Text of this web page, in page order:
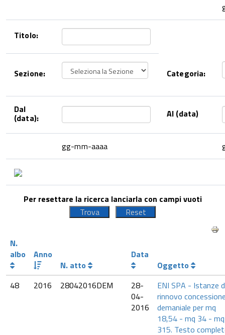
Titolo:
Sezione: Categoria:
Dal
(data): Al (data)
gg-mm-aaaa
Per resettare la ricerca lanciarla con campi vuoti
N.
albo
Anno
N. atto
Data
Oggetto
48
2016 28042016DEM
28-
04-
2016
ENI SPA - Istanze
rinnovo
demaniale per mq
18,54 - mq 34 - mq
315. Testo